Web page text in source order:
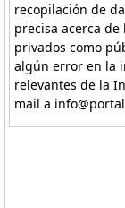
recopilación de
precisa acerca
privados como
algún error en la
relevantes de la
mail a